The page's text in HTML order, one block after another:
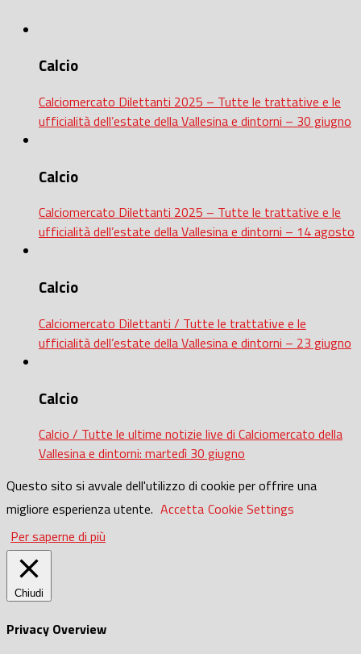
Calcio
Calciomercato Dilettanti 2025 – Tutte le trattative e le
ufficialità dell’estate della Vallesina e dintorni – 30 giugno
Calcio
Calciomercato Dilettanti 2025 – Tutte le trattative e le
ufficialità dell’estate della Vallesina e dintorni – 14 agosto
Calcio
Calciomercato Dilettanti / Tutte le trattative e le
ufficialità dell’estate della Vallesina e dintorni – 23 giugno
Calcio
Calcio / Tutte le ultime notizie live di Calciomercato della
Vallesina e dintorni: martedì 30 giugno
Questo sito si avvale dell'utilizzo di cookie per offrire una
migliore esperienza utente. Accetta Cookie Settings
Per saperne di più
Chiudi
Privacy Overview